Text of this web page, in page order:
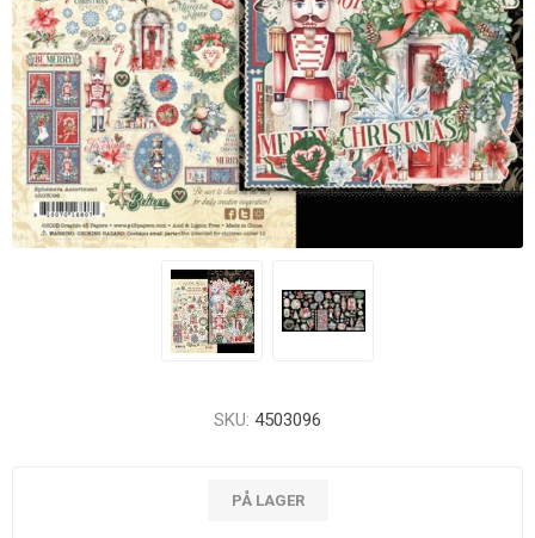
SKU: 4503096
PÅ LAGER